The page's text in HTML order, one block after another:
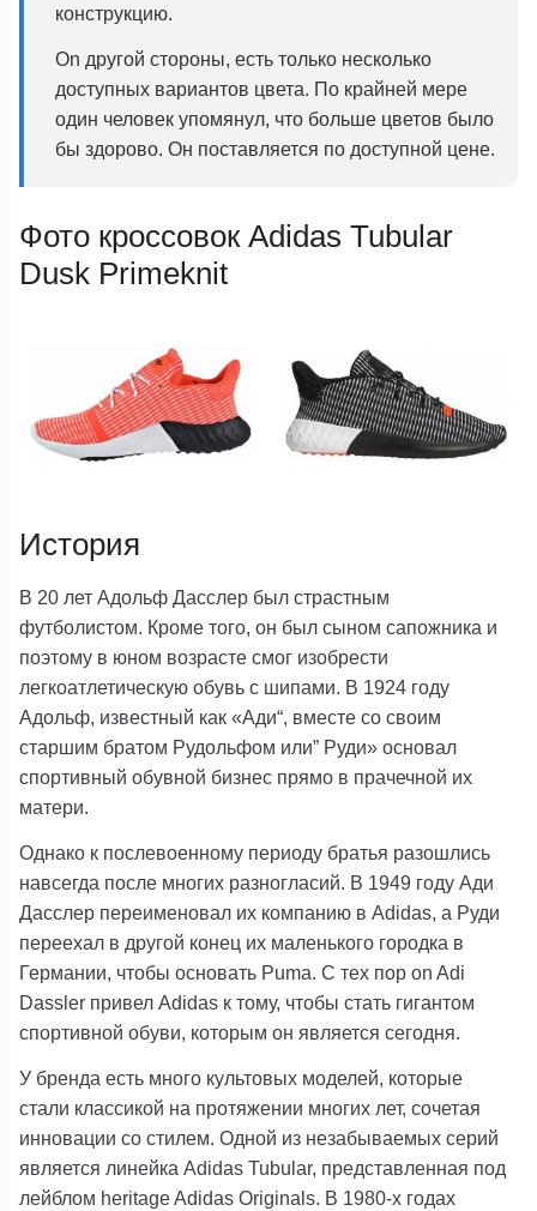
конструкцию.
On другой стороны, есть только несколько
доступных вариантов цвета. По крайней мере
один человек упомянул, что больше цветов было
бы здорово. Он поставляется по доступной цене.
Фото кроссовок Adidas Tubular
Dusk Primeknit
История
В 20 лет Адольф Дасслер был страстным
футболистом. Кроме того, он был сыном сапожника и
поэтому в юном возрасте смог изобрести
легкоатлетическую обувь с шипами. В 1924 году
Адольф, известный как «Ади“, вместе со своим
старшим братом Рудольфом или” Руди» основал
спортивный обувной бизнес прямо в прачечной их
матери.
Однако к послевоенному периоду братья разошлись
навсегда после многих разногласий. В 1949 году Ади
Дасслер переименовал их компанию в Adidas, а Руди
переехал в другой конец их маленького городка в
Германии, чтобы основать Puma. С тех пор on Adi
Dassler привел Adidas к тому, чтобы стать гигантом
спортивной обуви, которым он является сегодня.
У бренда есть много культовых моделей, которые
стали классикой на протяжении многих лет, сочетая
инновации со стилем. Одной из незабываемых серий
является линейка Adidas Tubular, представленная под
лейблом heritage Adidas Originals. В 1980-х годах